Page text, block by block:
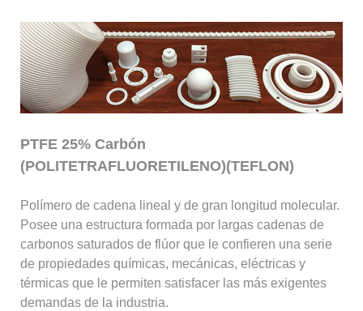
PTFE 25% Carbón
(POLITETRAFLUORETILENO)(TEFLON)
Polímero de cadena lineal y de gran longitud molecular.
Posee una estructura formada por largas cadenas de
carbonos saturados de flúor que le confieren una serie
de propiedades químicas, mecánicas, eléctricas y
térmicas que le permiten satisfacer las más exigentes
demandas de la industria.